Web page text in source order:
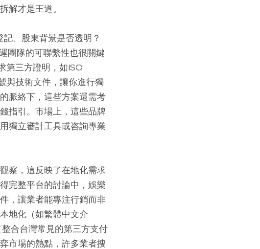
解才是王道。
、股東背景是否透明？
團隊的可聯繫性也很關鍵
第三方證明，如ISO
與技術文件，讓你進行獨
脈絡下，這些方案還需考
指引。市場上，這些品牌
獨立審計工具或咨詢專業
察，這反映了在地化需求
完整平台的討論中，娛樂
，讓業者能專注行銷而非
地化（如繁體中文介
合台灣常見的第三方支付
市場的熱點，許多業者搜